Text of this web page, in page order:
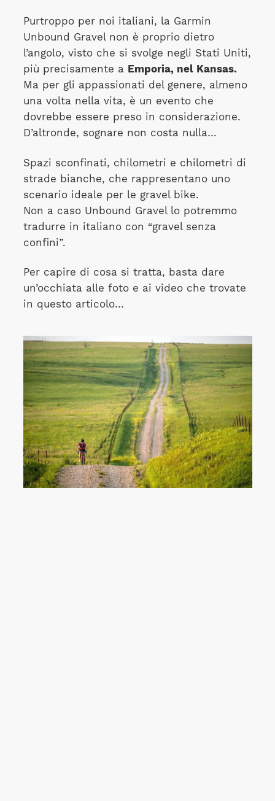
Purtroppo per noi italiani, la Garmin
Unbound Gravel non è proprio dietro
l’angolo, visto che si svolge negli Stati Uniti,
più precisamente a Emporia, nel Kansas.
Ma per gli appassionati del genere, almeno
una volta nella vita, è un evento che
dovrebbe essere preso in considerazione.
D’altronde, sognare non costa nulla…
Spazi sconfinati, chilometri e chilometri di
strade bianche, che rappresentano uno
scenario ideale per le gravel bike.
Non a caso Unbound Gravel lo potremmo
tradurre in italiano con “gravel senza
confini”.
Per capire di cosa si tratta, basta dare
un’occhiata alle foto e ai video che trovate
in questo articolo…